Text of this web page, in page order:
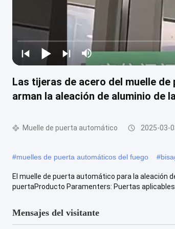
Las tijeras de acero del muelle
arman la aleación de aluminio de
Muelle de puerta automático 2025-03-
#muelles de puerta automáticos del fuego #
El muelle de puerta automático para la aleación
puertaProducto Paramenters: Puertas aplicables
Mensajes del visitante